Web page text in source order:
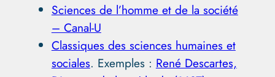
Sciences de l’homme et de la société
– Canal-U
Classiques des sciences humaines et
sociales. Exemples : René Descartes,